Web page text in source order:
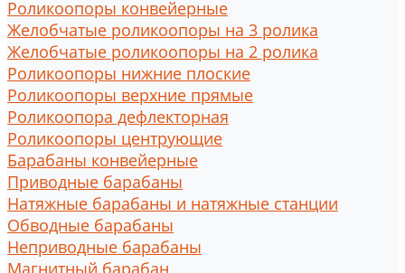
Роликоопоры конвейерные
Желобчатые роликоопоры на 3 ролика
Желобчатые роликоопоры на 2 ролика
Роликоопоры нижние плоские
Роликоопоры верхние прямые
Роликоопора дефлекторная
Роликоопоры центрующие
Барабаны конвейерные
Приводные барабаны
Натяжные барабаны и натяжные станции
Обводные барабаны
Неприводные барабаны
Магнитный барабан